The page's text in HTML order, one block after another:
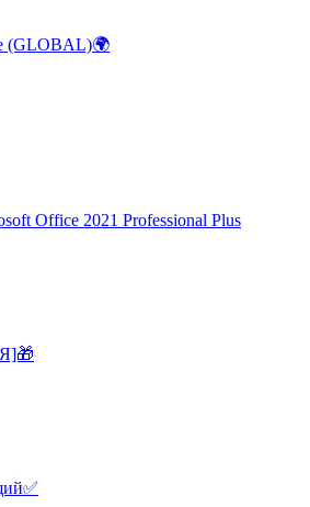
(GLOBAL)🌍
Office 2021 Professional Plus